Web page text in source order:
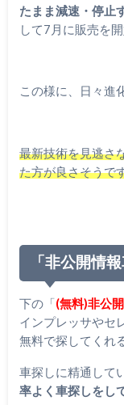
たまま減速・停止
して7月に販売を
この様に、日々進
最新技術を見逃さ
た方が良さそうで
「非公開情
下の「(無料)非公
インプレッサやセ
無料で探してくれ
車探しに精通して
率よく車探しをし